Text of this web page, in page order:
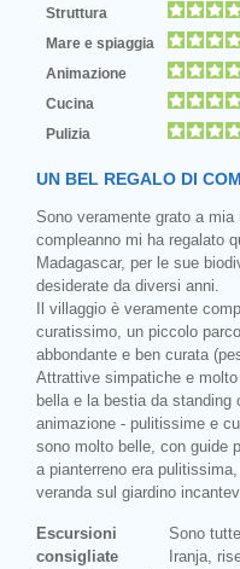
Struttura
Mare e spiaggia
Animazione
Cucina
Pulizia
UN BEL REGALO DI
Sono veramente grato a
compleanno mi ha regalato
Madagascar, per le sue
desiderate da diversi anni.
Il villaggio è veramente
curatissimo, un piccolo
abbondante e ben curata
Attrattive simpatiche e
bella e la bestia da standing
animazione - pulitissime e
sono molto belle, con guide
a pianterreno era
veranda sul giardino
Escursioni
consigliate
Sono
Iranja,